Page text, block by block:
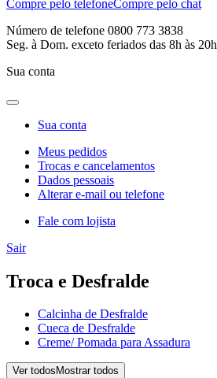
Compre pelo telefoneCompre pelo chat
Número de telefone 0800 773 3838
Seg. à Dom. exceto feriados das 8h às 20h
Sua conta
Sua conta
Meus pedidos
Trocas e cancelamentos
Dados pessoais
Alterar e-mail ou telefone
Fale com lojista
Sair
Troca e Desfralde
Calcinha de Desfralde
Cueca de Desfralde
Creme/ Pomada para Assadura
Ver todos Mostrar todos